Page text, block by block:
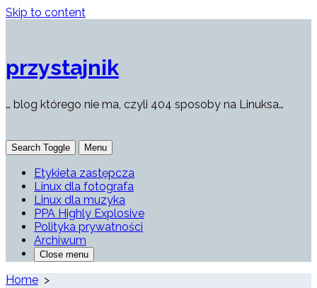
Skip to content
przystajnik
… blog którego nie ma, czyli 404 sposoby na Linuksa…
Search Toggle Menu
Etykieta zastępcza
Linux dla fotografa
Linux dla muzyka
PPA Highly Explosive
Polityka prywatności
Archiwum
Close menu
Home >